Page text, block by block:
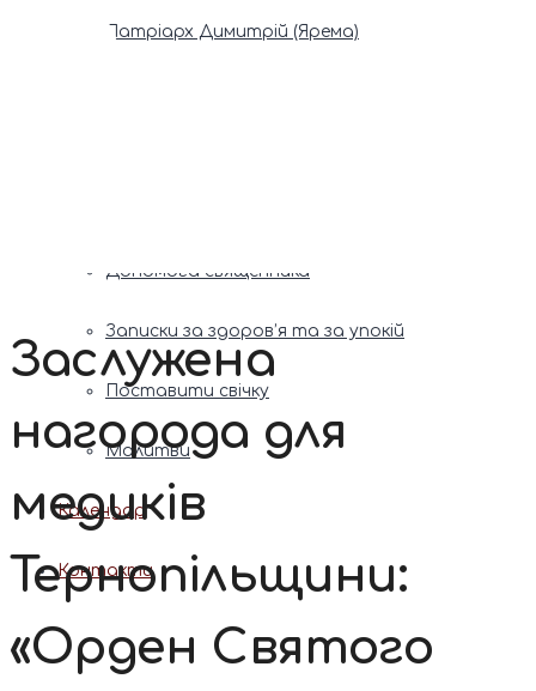
Патріарх Димитрій (Ярема)
Допомога священника
Записки за здоров’я та за упокій
Поставити свічку
Молитви
Календар
Контакти
Заслужена
нагорода для
медиків
Тернопільщини:
«Орден Святого